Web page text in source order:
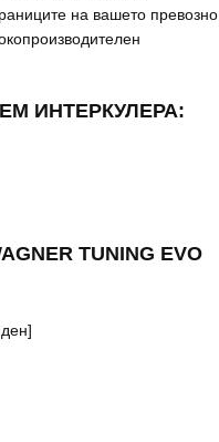
на вашето превозно
ИНТЕРКУЛЕРА:
TUNING EVO